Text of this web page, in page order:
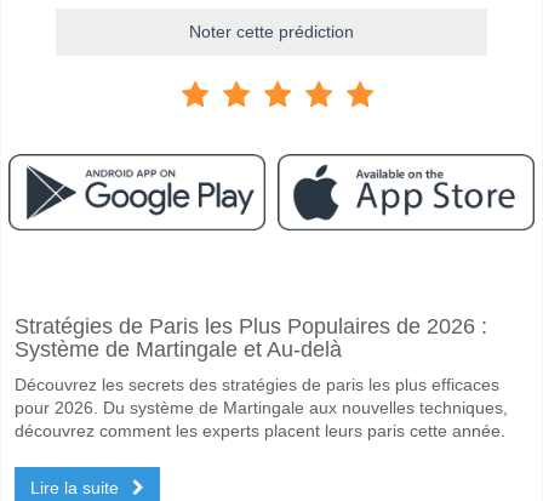
Noter cette prédiction
Le match entre Central Espanol v Defensor Sporting 17 May 2026
Defensor Sporting pour le Gagnant du match, avec une probabilité de
Non pour Les Deux Équipes Marquent, avec un pourcentage de 55%.
Stratégies de Paris les Plus Populaires de 2026 :
Système de Martingale et Au-delà
Découvrez les secrets des stratégies de paris les plus efficaces
pour 2026. Du système de Martingale aux nouvelles techniques,
découvrez comment les experts placent leurs paris cette année.
Lire la suite